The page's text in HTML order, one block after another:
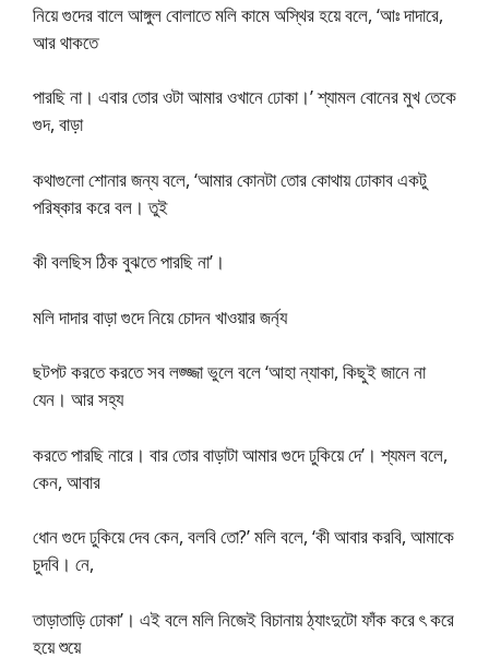
নিয়ে গুদের বালে আঙ্গুল বোলাতে মলি কামে অস্থির হয়ে বলে, ‘আঃ দাদারে,
আর থাকতে
পারছি না। এবার তোর ওটা আমার ওখানে ঢোকা।’ শ্যামল বোনের মুখ তেকে
গুদ, বাড়া
কথাগুলো শোনার জন্য বলে, ‘আমার কোনটা তোর কোথায় ঢোকাব একটু
পরিষ্কার করে বল। তুই
কী বলছিস ঠিক বুঝতে পারছি না’।
মলি দাদার বাড়া গুদে নিয়ে চোদন খাওয়ার জর্ন্য
ছটপট করতে করতে সব লজ্জ্জা ভুলে বলে ‘আহা ন্যাকা, কিছুই জানে না
যেন। আর সহ্য
করতে পারছি নারে। বার তোর বাড়াটা আমার গুদে ঢুকিয়ে দে’। শ্যমল বলে,
কেন, আবার
ধোন গুদে ঢুকিয়ে দেব কেন, বলবি তো?’ মলি বলে, ‘কী আবার করবি, আমাকে
চুদবি। নে,
তাড়াতাড়ি ঢোকা’। এই বলে মলি নিজেই বিচানায় ঠ্যাংদুটো ফাঁক করে ৎ করে
হয়ে শুয়ে